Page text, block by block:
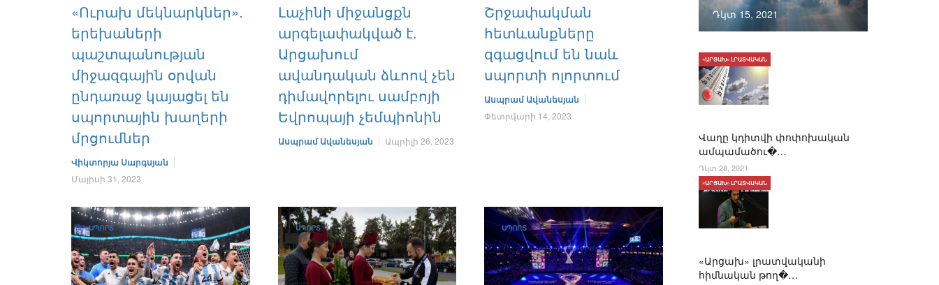
«Ուրախ մեկնարկներ».
երեխաների
պաշտպանության
միջազգային օրվան
ընդառաջ կայացել են
սպորտային խաղերի
մրցումներ
Վիկտորյա Սարգսյան
Մայիսի 31, 2023
Լաչինի միջանցքն
արգելափակված է.
Արցախում
ավանդական ձևոով չեն
դիմավորելու սամբոյի
Եվրոպայի չեմպիոնին
Ասպրամ Ավանեսյան Ապրիլի 26, 2023
Շրջափակման
հետևանքները
զգացվում են նաև
սպորտի ոլորտում
Ասպրամ Ավանեսյան
Փետրվարի 14, 2023
ՍՊՈՐՏ ՍՊՈՐՏ ՍՊՈՐՏ
Դկտ 15, 2021
Վաղը կդիտվի փոփոխական
ամպամածու�…
«ԱՐՑԱԽ» ԼՐԱՏՎԱԿԱՆ
Դկտ 28, 2021
«Արցախ» լրատվականի
հիմնական թող�…
«ԱՐՑԱԽ» ԼՐԱՏՎԱԿԱՆ